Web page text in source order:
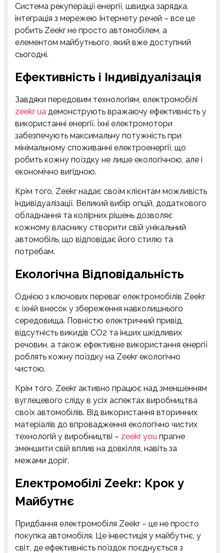
Система рекуперації енергії, швидка зарядка,
інтеграція з мережею Інтернету речей – все це
робить Zeekr не просто автомобілем, а
елементом майбутнього, який вже доступний
сьогодні.
Ефективність і Індивідуалізація
Завдяки передовим технологіям, електромобілі
zeekr ua демонструють вражаючу ефективність у
використанні енергії. Їхні електромотори
забезпечують максимальну потужність при
мінімальному споживанні електроенергії, що
робить кожну поїздку не лише екологічною, але і
економічно вигідною.
Крім того, Zeekr надає своїм клієнтам можливість
індивідуалізації. Великий вибір опцій, додаткового
обладнання та колірних рішень дозволяє
кожному власнику створити свій унікальний
автомобіль, що відповідає його стилю та
потребам.
Екологічна Відповідальність
Однією з ключових переваг електромобілів Zeekr
є їхній внесок у збереження навколишнього
середовища. Повністю електричний привід,
відсутність викидів CO2 та інших шкідливих
речовин, а також ефективне використання енергії
роблять кожну поїздку на Zeekr екологічно
чистою.
Крім того, Zeekr активно працює над зменшенням
вуглецевого сліду в усіх аспектах виробництва
своїх автомобілів. Від використання вторинних
матеріалів до впровадження екологічно чистих
технологій у виробництві – zeekr you прагне
зменшити свій вплив на довкілля, навіть за
межами доріг.
Електромобілі Zeekr: Крок у
Майбутнє
Придбання електромобіля Zeekr – це не просто
покупка автомобіля. Це інвестиція у майбутнє, у
світ, де ефективність поїздок поєднується з